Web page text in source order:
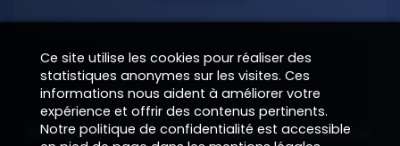
Renseignements juridiques
—
Solution numérique développée et propulsée par
Ce site utilise les cookies pour réaliser des
statistiques anonymes sur les visites. Ces
informations nous aident à améliorer votre
expérience et offrir des contenus pertinents.
Notre politique de confidentialité est accessible